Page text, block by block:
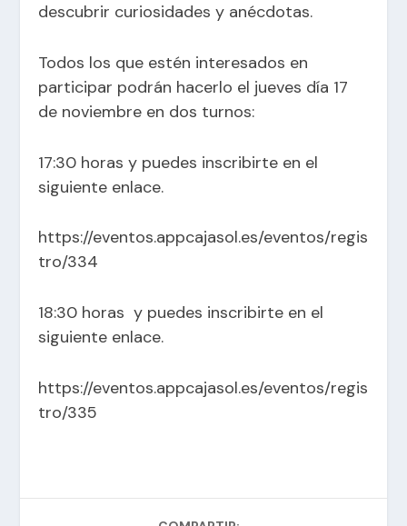
descubrir curiosidades y anécdotas.
Todos los que estén interesados en
participar podrán hacerlo el jueves día 17
de noviembre en dos turnos:
17:30 horas y puedes inscribirte en el
siguiente enlace.
https://eventos.appcajasol.es/eventos/regis
tro/334
18:30 horas y puedes inscribirte en el
siguiente enlace.
https://eventos.appcajasol.es/eventos/regis
tro/335